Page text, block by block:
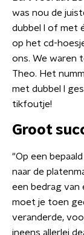
was nou de
dubbel l of met
op het cd-
ons. We waren
Theo. Het
met dubbel l
tikfoutje!
Groot
"Op een
naar de
een bedrag van
moet je toen
veranderde,
ineens allerlei